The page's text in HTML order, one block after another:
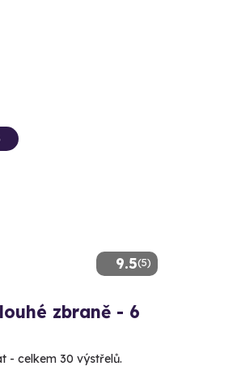
9.5(5)
zbraně - 6
- celkem 30 výstřelů.